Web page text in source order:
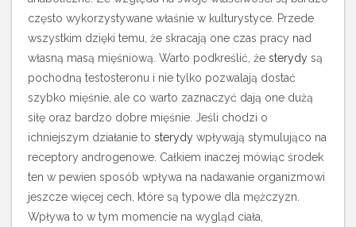
często wykorzystywane właśnie w kulturystyce. Przede
wszystkim dzięki temu, że skracają one czas pracy nad
własną masą mięśniową. Warto podkreślić, że sterydy są
pochodną testosteronu i nie tylko pozwalają dostać
szybko mięśnie, ale co warto zaznaczyć dają one dużą
siłę oraz bardzo dobre mięśnie. Jeśli chodzi o
ichniejszym działanie to sterydy wpływają stymulująco na
receptory androgenowe. Całkiem inaczej mówiąc środek
ten w pewien sposób wpływa na nadawanie organizmowi
jeszcze więcej cech, które są typowe dla mężczyzn.
Wpływa to w tym momencie na wygląd ciała,